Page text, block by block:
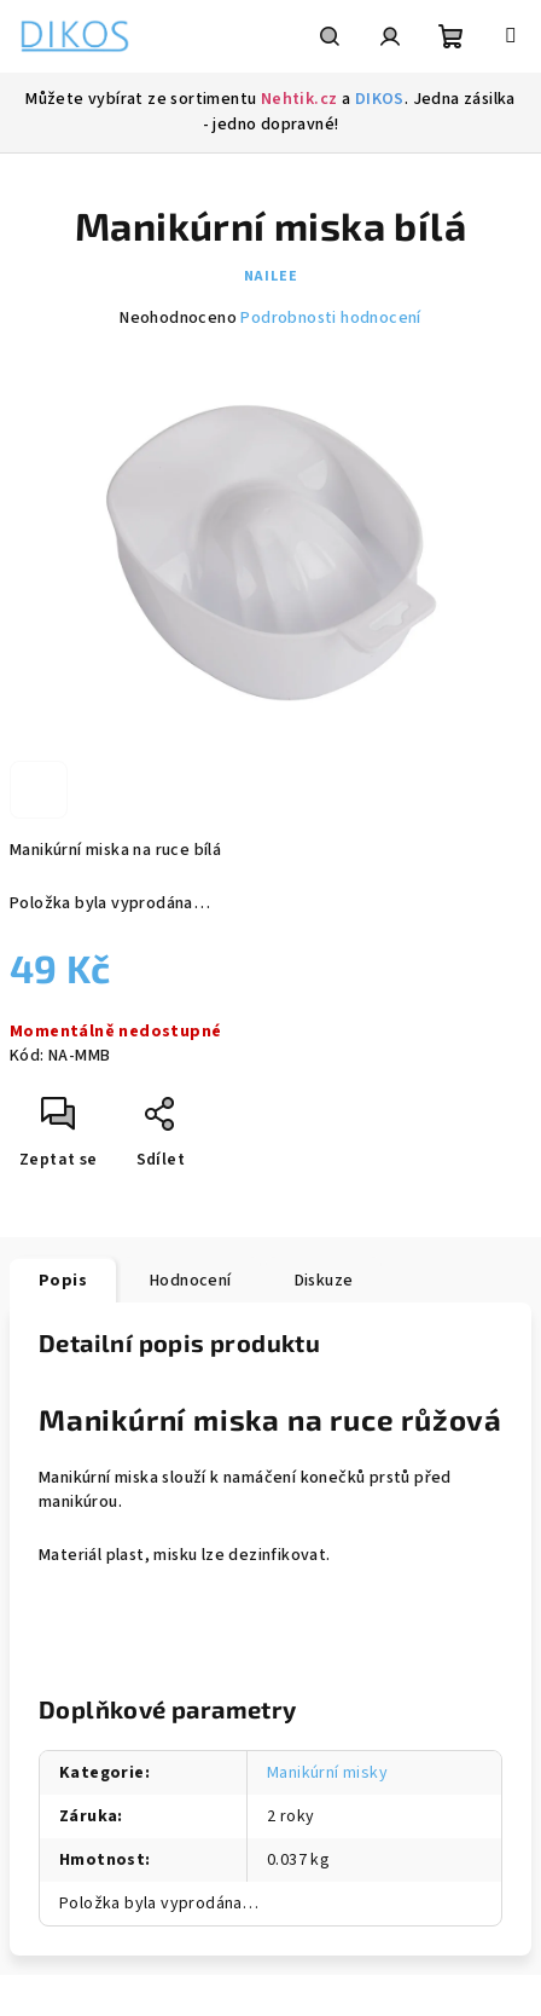
obsah
Můžete vybírat ze sortimentu Nehtik.cz a DIKOS. Jedna zásilka
- jedno dopravné!
Manikúrní miska na ruce bílá
Položka byla vyprodána…
49 Kč
cena:
Momentálně nedostupné
Kód: NA-MMB
Zeptat se Sdílet
Manikúrní miska bílá
NAILEE
Průměrné
5
Neohodnoceno Podrobnosti hodnocení
Popis Hodnocení Diskuze
Detailní popis produktu
Manikúrní miska na ruce růžová
Manikúrní miska slouží k namáčení konečků prstů před
manikúrou.
Materiál plast, misku lze dezinfikovat.
Doplňkové parametry
Kategorie:
Manikúrní misky
Záruka:
2 roky
Hmotnost:
0.037 kg
Položka byla vyprodána…